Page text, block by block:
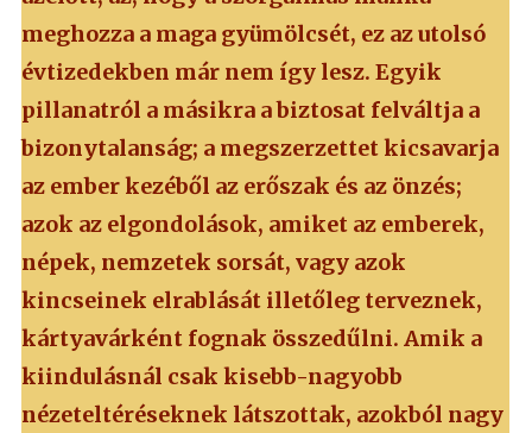
meghozza a maga gyümölcsét, ez az utolsó
évtizedekben már nem így lesz. Egyik
pillanatról a másikra a biztosat felváltja a
bizonytalanság; a megszerzettet kicsavarja
az ember kezéből az erőszak és az önzés;
azok az elgondolások, amiket az emberek,
népek, nemzetek sorsát, vagy azok
kincseinek elrablását illetőleg terveznek,
kártyavárként fognak összedűlni. Amik a
kiindulásnál csak kisebb-nagyobb
nézeteltéréseknek látszottak, azokból nagy